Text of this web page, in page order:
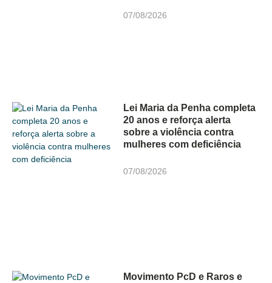
07/08/2026
Lei Maria da Penha completa
20 anos e reforça alerta
sobre a violência contra
mulheres com deficiência
07/08/2026
Movimento PcD e Raros e